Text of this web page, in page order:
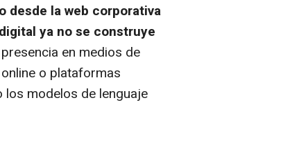
desde la web corporativa
ya no se construye
en medios de
o plataformas
modelos de lenguaje